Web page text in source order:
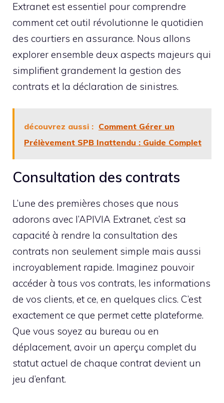
Extranet est essentiel pour comprendre
comment cet outil révolutionne le quotidien
des courtiers en assurance. Nous allons
explorer ensemble deux aspects majeurs qui
simplifient grandement la gestion des
contrats et la déclaration de sinistres.
découvrez aussi : Comment Gérer un
Prélèvement SPB Inattendu : Guide Complet
Consultation des contrats
L’une des premières choses que nous
adorons avec l’APIVIA Extranet, c’est sa
capacité à rendre la consultation des
contrats non seulement simple mais aussi
incroyablement rapide. Imaginez pouvoir
accéder à tous vos contrats, les informations
de vos clients, et ce, en quelques clics. C’est
exactement ce que permet cette plateforme.
Que vous soyez au bureau ou en
déplacement, avoir un aperçu complet du
statut actuel de chaque contrat devient un
jeu d’enfant.